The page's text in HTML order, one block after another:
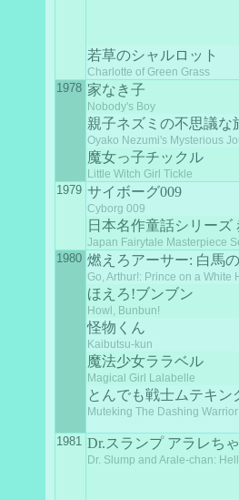
若草のシャルロット
Charlotte of Green Grass
1978 家なき子
Nobody's Boy
親子ネズミの不思議な
Oyako Nezumi's Mysterious
魔女っ子チックル
Little Witch Girl Tickle
1979 サイボーグ009
Cyborg 009
日本名作童話シリーズ
Japan Fairytale Masterpiece
1980 燃えろアーサー: 白馬
Go, Arthur!: Prince on a White
ほえろ!ブンブン
Howl, Bunbun!
怪物くん
Kaibutsu-kun
魔法少女ララベル
Magical Girl Lalabelle
とんでも戦士ムテキン
Muteking The Dashing Warrior
1981 Dr.スランプ アラレち
Dr. Slump and Arale-chan: